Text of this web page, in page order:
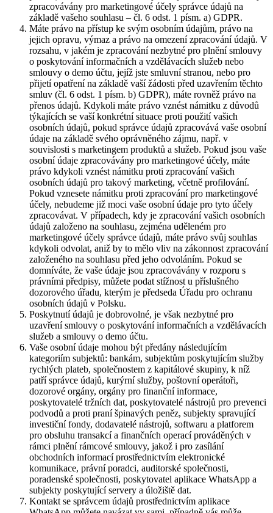
zpracovávány pro marketingové účely správce údajů na
základě vašeho souhlasu – čl. 6 odst. 1 písm. a) GDPR.
Máte právo na přístup ke svým osobním údajům, právo na
jejich opravu, výmaz a právo na omezení zpracování údajů. V
rozsahu, v jakém je zpracování nezbytné pro plnění smlouvy
o poskytování informačních a vzdělávacích služeb nebo
smlouvy o demo účtu, jejíž jste smluvní stranou, nebo pro
přijetí opatření na základě vaší žádosti před uzavřením těchto
smluv (čl. 6 odst. 1 písm. b) GDPR), máte rovněž právo na
přenos údajů. Kdykoli máte právo vznést námitku z důvodů
týkajících se vaší konkrétní situace proti použití vašich
osobních údajů, pokud správce údajů zpracovává vaše osobní
údaje na základě svého oprávněného zájmu, např. v
souvislosti s marketingem produktů a služeb. Pokud jsou vaše
osobní údaje zpracovávány pro marketingové účely, máte
právo kdykoli vznést námitku proti zpracování vašich
osobních údajů pro takový marketing, včetně profilování.
Pokud vznesete námitku proti zpracování pro marketingové
účely, nebudeme již moci vaše osobní údaje pro tyto účely
zpracovávat. V případech, kdy je zpracování vašich osobních
údajů založeno na souhlasu, zejména uděleném pro
marketingové účely správce údajů, máte právo svůj souhlas
kdykoli odvolat, aniž by to mělo vliv na zákonnost zpracování
založeného na souhlasu před jeho odvoláním. Pokud se
domníváte, že vaše údaje jsou zpracovávány v rozporu s
právními předpisy, můžete podat stížnost u příslušného
dozorového úřadu, kterým je předseda Úřadu pro ochranu
osobních údajů v Polsku.
Poskytnutí údajů je dobrovolné, je však nezbytné pro
uzavření smlouvy o poskytování informačních a vzdělávacích
služeb a smlouvy o demo účtu.
Vaše osobní údaje mohou být předány následujícím
kategoriím subjektů: bankám, subjektům poskytujícím služby
rychlých plateb, společnostem z kapitálové skupiny, k níž
patří správce údajů, kurýrní služby, poštovní operátoři,
dozorové orgány, orgány pro finanční informace,
poskytovatelé tržních dat, poskytovatelé nástrojů pro prevenci
podvodů a proti praní špinavých peněz, subjekty spravující
investiční fondy, dodavatelé nástrojů, softwaru a platforem
pro obsluhu transakcí a finančních operací prováděných v
rámci plnění rámcové smlouvy, jakož i pro zasílání
obchodních informací prostřednictvím elektronické
komunikace, právní poradci, auditorské společnosti,
poradenské společnosti, poskytovatel aplikace WhatsApp a
subjekty poskytující servery a úložiště dat.
Kontakt se správcem údajů prostřednictvím aplikace